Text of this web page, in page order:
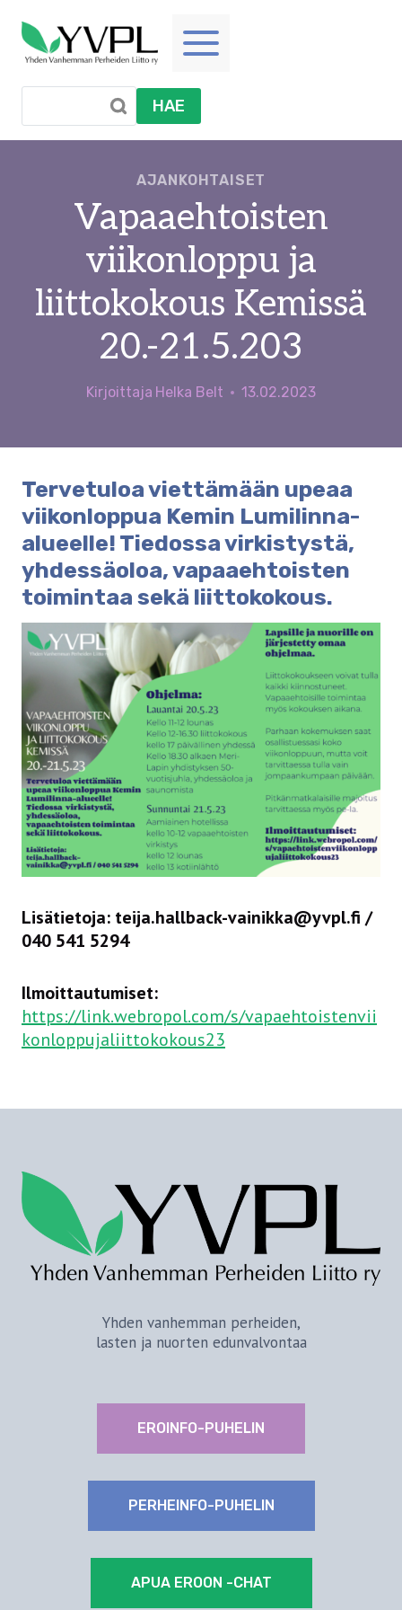
sisältöön
HAE
AJANKOHTAISET
Vapaaehtoisten
viikonloppu ja
liittokokous Kemissä
20.-21.5.203
Kirjoittaja Helka Belt 13.02.2023
Tervetuloa viettämään upeaa
viikonloppua Kemin Lumilinna-
alueelle! Tiedossa virkistystä,
yhdessäoloa, vapaaehtoisten
toimintaa sekä liittokokous.
Lisätietoja: teija.hallback-vainikka@yvpl.fi /
040 541 5294
Ilmoittautumiset:
https://link.webropol.com/s/vapaehtoistenvii
konloppujaliittokokous23
Yhden vanhemman perheiden,
lasten ja nuorten edunvalvontaa
EROINFO-PUHELIN
PERHEINFO-PUHELIN
APUA EROON -CHAT